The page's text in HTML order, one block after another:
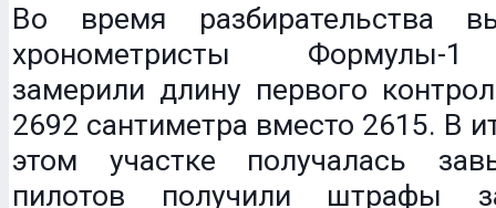
Во время разбирательства
хронометристы Формулы-1
замерили длину первого
2692 сантиметра вместо 2615. В
этом участке получалась
пилотов получили штрафы